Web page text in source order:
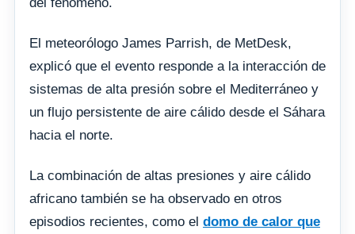
El meteorólogo James Parrish, de MetDesk,
explicó que el evento responde a la interacción de
sistemas de alta presión sobre el Mediterráneo y
un flujo persistente de aire cálido desde el Sáhara
hacia el norte.
La combinación de altas presiones y aire cálido
africano también se ha observado en otros
episodios recientes, como el domo de calor que